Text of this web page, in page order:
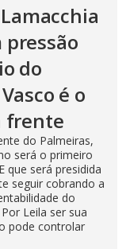
do
é o
frente
do Palmeiras,
será o primeiro
que será presidida
seguir cobrando a
do
Leila ser sua
pode controlar